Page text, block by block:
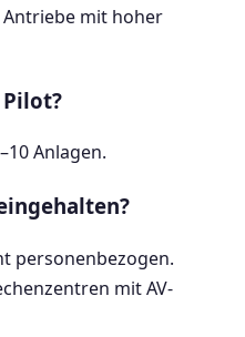
mit hoher
Anlagen.
personenbezogen.
mit AV-